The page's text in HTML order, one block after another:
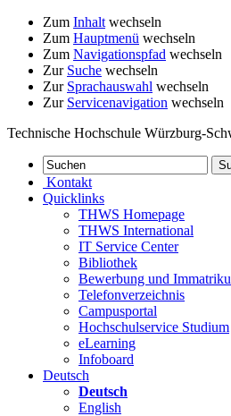
Zum Inhalt wechseln
Zum Hauptmenü wechseln
Zum Navigationspfad wechseln
Zur Suche wechseln
Zur Sprachauswahl wechseln
Zur Servicenavigation wechseln
Technische Hochschule Würzburg-
Kontakt
Quicklinks
THWS Homepage
THWS International
IT Service Center
Bibliothek
Bewerbung und
Telefonverzeichnis
Campusportal
Hochschulservice Studium
eLearning
Infoboard
Deutsch
Deutsch
English